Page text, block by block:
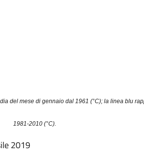
del mese di gennaio dal 1961 (°C); la linea blu
1981-2010 (°C).